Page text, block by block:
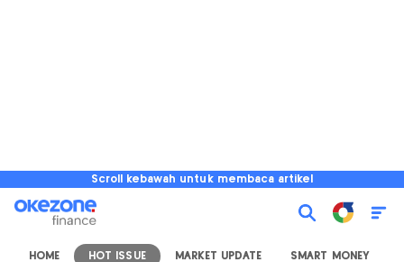
Scroll kebawah untuk membaca artikel
HOME HOT ISSUE MARKET UPDATE SMART MONEY